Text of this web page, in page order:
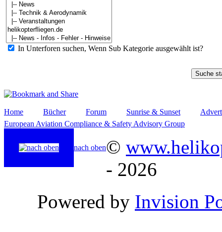
In Unterforen suchen, Wenn Sub Kategorie ausgewählt ist?
Home Bücher Forum Sunrise & Sunset
European Aviation Compliance & Safety Advisory Group
nach oben©
- 2026
Powered by Invision